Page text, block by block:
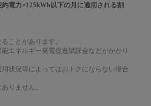
電力×125kWh以下の月に適用される割
ことがあります。
エネルギー発電促進賦課金などがかかり
状況等によってはおトクにならない場合
りません。